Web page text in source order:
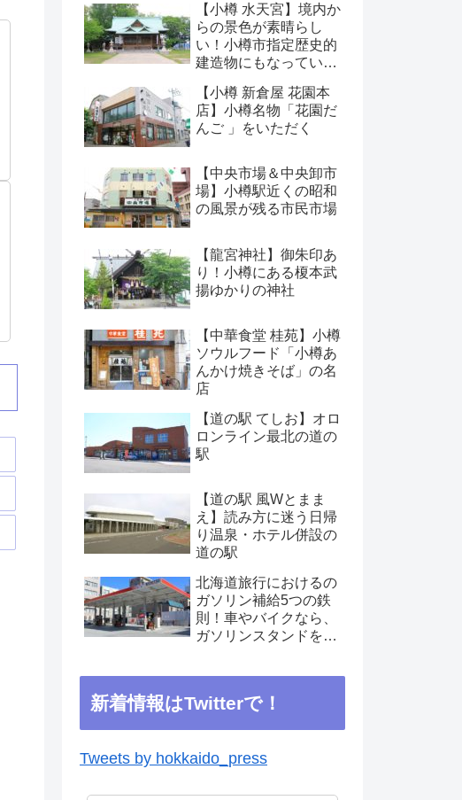
【小樽 水天宮】境内か
らの景色が素晴らし
い！小樽市指定歴史的
建造物にもなっている
【小樽 新倉屋 花園本
店】小樽名物「花園だ
んご 」をいただく
【中央市場＆中央卸市
場】小樽駅近くの昭和
の風景が残る市民市場
【龍宮神社】御朱印あ
り！小樽にある榎本武
揚ゆかりの神社
【中華食堂 桂苑】小樽
ソウルフード「小樽あ
んかけ焼きそば」の名
店
【道の駅 てしお】オロ
ロンライン最北の道の
駅
【道の駅 風Wとまま
え】読み方に迷う日帰
り温泉・ホテル併設の
道の駅
北海道旅行におけるの
ガソリン補給5つの鉄
則！車やバイクなら、
ガソリンスタンドを見
新着情報はTwitterで！
Tweets by hokkaido_press